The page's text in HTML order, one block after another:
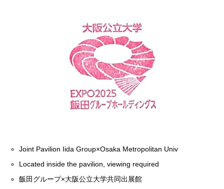
Joint Pavilion Iida Group×Osaka Metropolitan Univ
Located inside the pavilion, viewing required
飯田グループ×大阪公立大学共同出展館